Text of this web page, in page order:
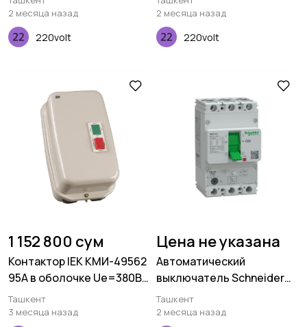
2 месяца назад
220volt
2 месяца назад
220volt
1 152 800 сум
Контактор IEK КМИ-49562
95А в оболочке Ue=380В/
АС3 IP54
Ташкент
3 месяца назад
Цена не указана
Автоматический
выключатель Schneider
Electric GoPact 200 3P
200А 25kA 415В AC TMD
Ташкент
2 месяца назад